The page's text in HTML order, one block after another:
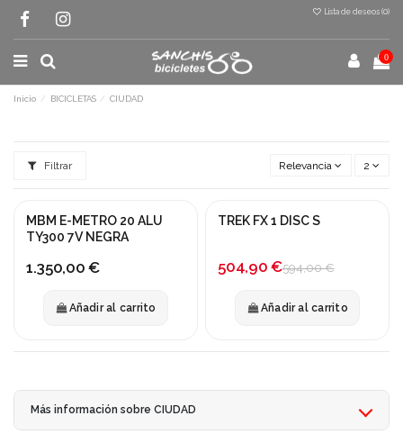
Lista de deseos (0)
0
Inicio BICICLETAS CIUDAD
Filtrar Relevancia 2
MBM E-METRO 20 ALU
TY300 7V NEGRA
1.350,00 €
Añadir al carrito
¡En oferta!
TREK FX 1 DISC S
504,90 €594,00 €
Añadir al carrito
Más información sobre CIUDAD